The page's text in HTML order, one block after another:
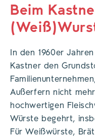
Beim
In den 1960er
Kastner den
Außerfern nicht
hochwertigen
Würste begehrt,
Für Weißwürste,